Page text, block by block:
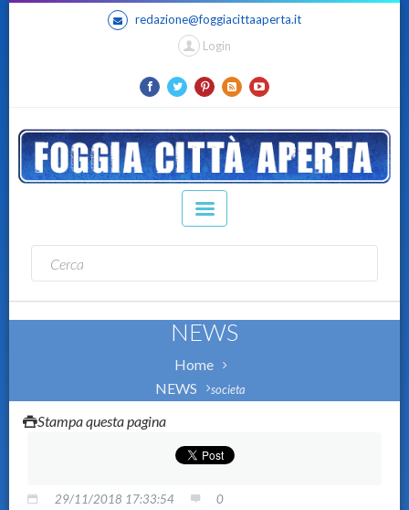
redazione@foggiacittaaperta.it
Login
NEWS
Home
NEWS
societa
Stampa questa pagina
29/11/2018 17:33:54 0